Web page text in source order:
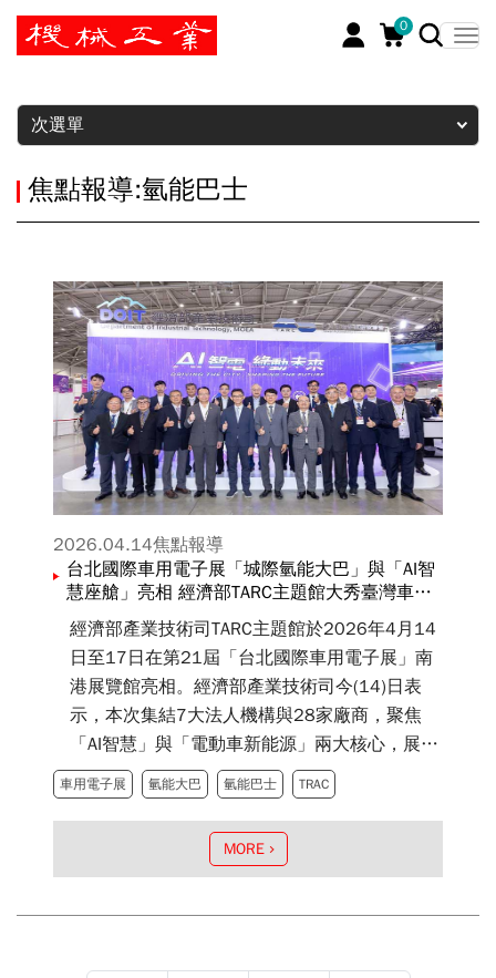
0
暫停
次選單
焦點報導:氫能巴士
2026.04.14焦點報導
台北國際車用電子展「城際氫能大巴」與「AI智
慧座艙」亮相 經濟部TARC主題館大秀臺灣車電
雙引擎
經濟部產業技術司TARC主題館於2026年4月14
日至17日在第21屆「台北國際車用電子展」南
港展覽館亮相。經濟部產業技術司今(14)日表
示，本次集結7大法人機構與28家廠商，聚焦
「AI智慧」與「電動車新能源」兩大核心，展出
10項法人科專與產業合作成果，強調技術落
地、供應鏈自主，並已有上路實績，展現台灣在
智慧車電與綠色運輸的國際競爭力。
車用電子展 氫能大巴 氫能巴士 TRAC
MORE